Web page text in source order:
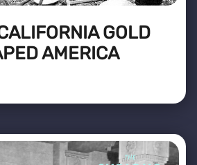
GOLD
AMERICA